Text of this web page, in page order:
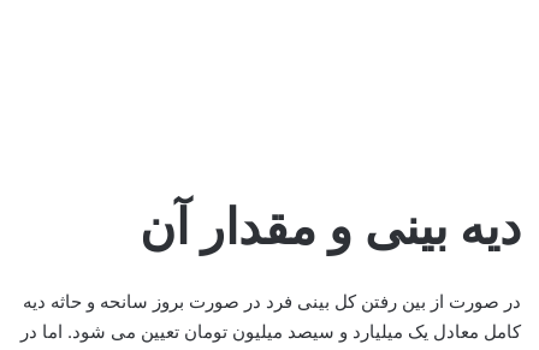
دیه بینی و مقدار آن
در صورت از بین رفتن کل بینی فرد در صورت بروز سانحه و حاثه دیه
کامل معادل یک میلیارد و سیصد میلیون تومان تعیین می شود. اما در